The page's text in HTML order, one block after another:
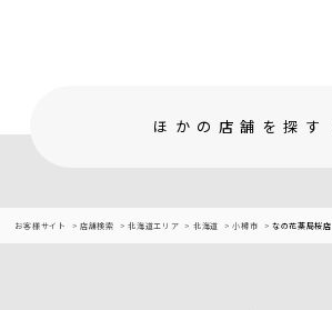
ほかの店舗を探す
お客様サイト 店舗検索 北海道エリア 北海道 小樽市 なの花薬局桜店